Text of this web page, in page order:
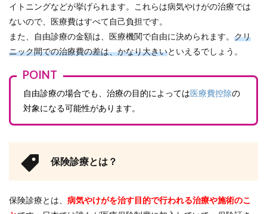
3.1
メリ
3.2
リッ
医療
脱毛
く支
払う
4.1
イトニングなどが挙げられます。これらは病気やけがの治療では
ないので、医療費はすべて自己負担です。
また、自由診療の金額は、医療機関で自由に決められます。 クリ
ニック間での治療費の差は、かなり大きいといえるでしょう。
POINT
自由診療の場合でも、治療の目的によっては医療費控除の
対象になる可能性があります。
保険診療とは？
保険診療とは、 病気やけがを治す目的で行われる治療や施術のこ